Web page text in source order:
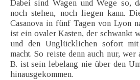
Dabei sind Wagen und Wege so,
noch stehen, noch liegen kann.
Casanova in fünf Tagen von Lyon
ist ein ovaler Kasten, der schwankt
und den Unglücklichen sofort mit
macht. So reiste denn auch nur, wer
B. ist sein lebelang nie über den
hinausgekommen.